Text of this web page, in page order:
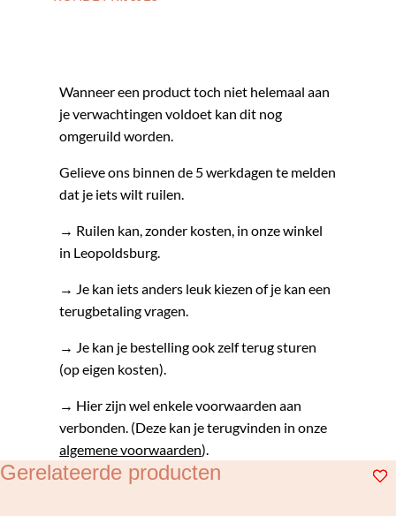
Wanneer een product toch niet helemaal aan
je verwachtingen voldoet kan dit nog
omgeruild worden.
Gelieve ons binnen de 5 werkdagen te melden
dat je iets wilt ruilen.
→ Ruilen kan, zonder kosten, in onze winkel
in Leopoldsburg.
→ Je kan iets anders leuk kiezen of je kan een
terugbetaling vragen.
→ Je kan je bestelling ook zelf terug sturen
(op eigen kosten).
→ Hier zijn wel enkele voorwaarden aan
verbonden. (Deze kan je terugvinden in onze
algemene voorwaarden).
Gerelateerde producten